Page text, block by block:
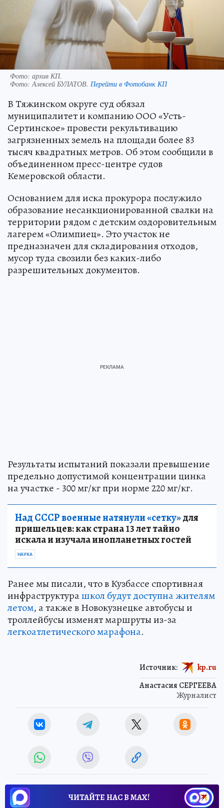
Фото: архив КП.
Фото:Алексей БУЛАТОВ. Перейти в Фотобанк КП
В Тяжинском округе суд обязал
муниципалитет и компанию ООО «Усть-
Сертинское» провести рекультивацию
загрязненных земель на площади более 83
тысяч квадратных метров. Об этом сообщили в
объединенном пресс-центре судов
Кемеровской области.
Основанием для иска прокурора послужило
образование несанкционированной свалки на
территории рядом с детским оздоровительным
лагерем «Олимпиец». Это участок не
предназначен для складирования отходов,
мусор туда свозили без каких-либо
разрешительных документов.
Результаты испытаний показали превышение
предельно допустимой концентрации цинка
на участке - 300 мг/кг при норме 220 мг/кг.
Над СССР военные натянули «сетку»для
пришельцев: как страна 13 лет тайно
искала и изучала инопланетных гостей
НАУКА
Ранее мы писали, что в Кузбассе спортивная
инфраструктурашкол будут доступна жителям
летом, а также в Новокузнецке автобусы и
троллейбусы изменят маршруты из-за
легкоатлетического марафона.
Анастасия СЕРГЕЕВА
Журналист
Источник: kp.ru
ЧИТАЙТЕ НАС В МАХ!